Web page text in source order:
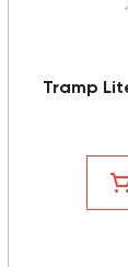
Tramp